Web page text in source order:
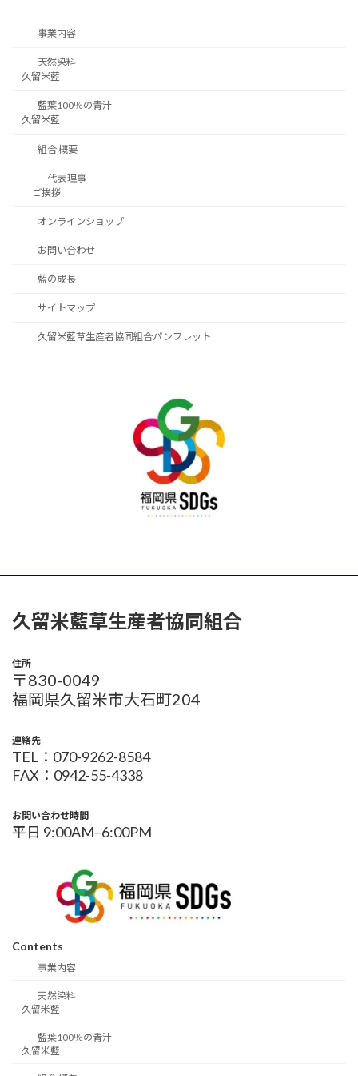
事業内容
天然染料
久留米藍
藍葉100％の青汁
久留米藍
組合 概要
代表理事
ご挨拶
オンラインショップ
お問い合わせ
藍の成長
サイトマップ
久留米藍草生産者協同組合パンフレット
久留米藍草生産者協同組合
住所
〒830-0049
福岡県久留米市大石町204
連絡先
TEL：070-9262-8584
FAX：0942-55-4338
お問い合わせ時間
平日 9:00AM–6:00PM
Contents
事業内容
天然染料
久留米藍
藍葉100％の青汁
久留米藍